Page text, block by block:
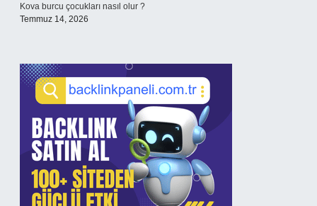
Kova burcu çocukları nasıl olur ?
Temmuz 14, 2026